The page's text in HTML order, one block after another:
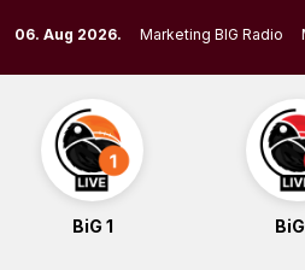
to
content
06. Aug 2026. Marketing BIG Radio
BiG 1